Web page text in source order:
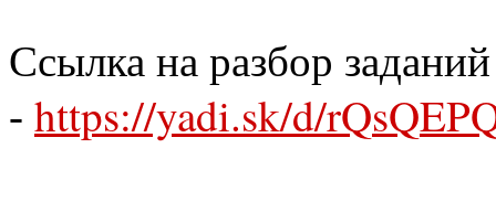
Ссылка на разбор
- https://yadi.sk/d/